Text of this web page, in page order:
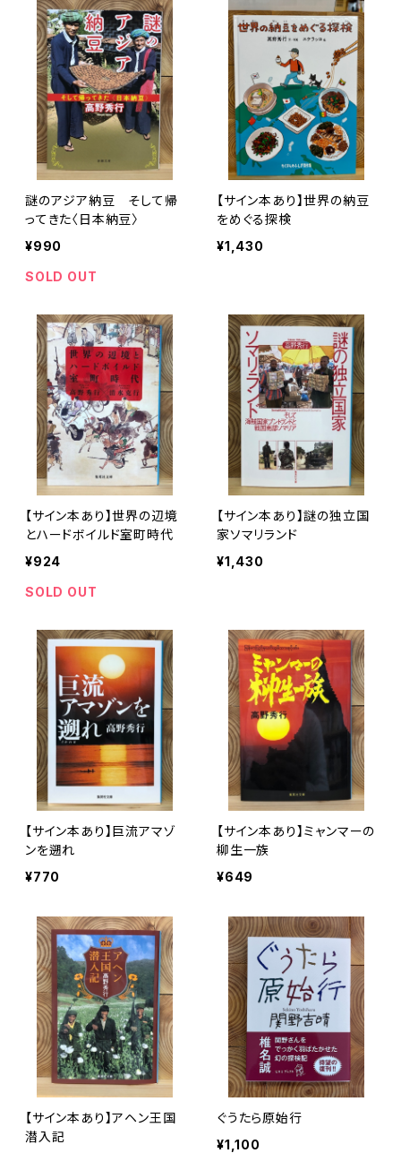
謎のアジア納豆 そして帰
ってきた〈日本納豆〉
¥990
SOLD OUT
【サイン本あり】世界の納豆
をめぐる探検
¥1,430
【サイン本あり】世界の辺境
とハードボイルド室町時代
¥924
SOLD OUT
【サイン本あり】謎の独立国
家ソマリランド
¥1,430
【サイン本あり】巨流アマゾ
ンを遡れ
¥770
【サイン本あり】ミャンマーの
柳生一族
¥649
【サイン本あり】アヘン王国
潜入記
ぐうたら原始行
¥1,100